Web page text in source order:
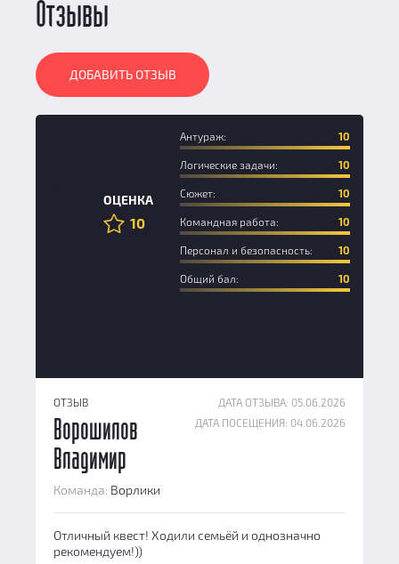
Отзывы
ДОБАВИТЬ ОТЗЫВ
ОЦЕНКА
10
Антураж: 10
Логические задачи: 10
Сюжет: 10
Командная работа: 10
Персонал и безопасность: 10
Общий бал: 10
ОТЗЫВ
ДАТА ОТЗЫВА: 05.06.2026
ДАТА ПОСЕЩЕНИЯ: 04.06.2026
Ворошилов
Владимир
Команда: Ворлики
Отличный квест! Ходили семьёй и однозначно
рекомендуем!))